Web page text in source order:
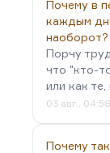
Почему в
каждым
наоборот?
Порчу
что "кто-
или как
03 авг., 04:58
Почему